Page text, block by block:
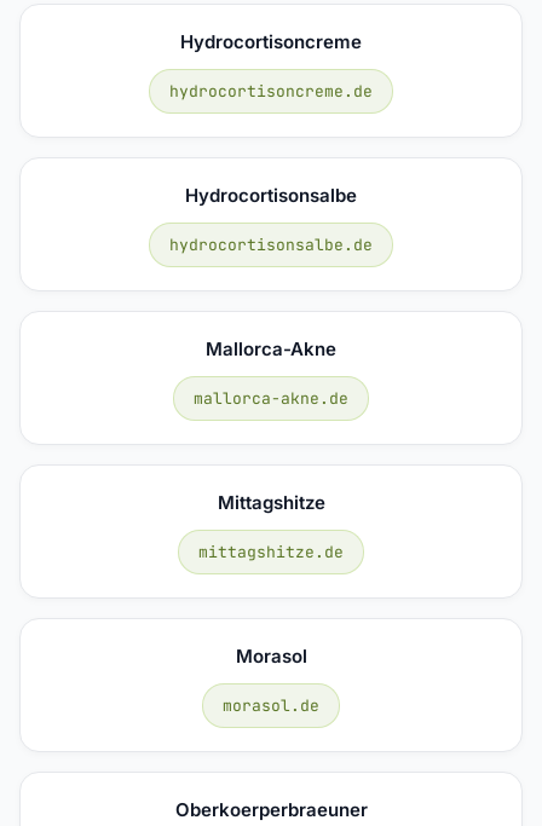
Hydrocortisoncreme
hydrocortisoncreme.de
Hydrocortisonsalbe
hydrocortisonsalbe.de
Mallorca-Akne
mallorca-akne.de
Mittagshitze
mittagshitze.de
Morasol
morasol.de
Oberkoerperbraeuner